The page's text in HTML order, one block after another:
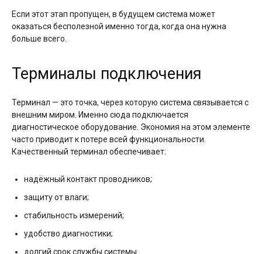
Если этот этап пропущен, в будущем система может
оказаться бесполезной именно тогда, когда она нужна
больше всего.
Терминалы подключения
Терминал — это точка, через которую система связывается с
внешним миром. Именно сюда подключается
диагностическое оборудование. Экономия на этом элементе
часто приводит к потере всей функциональности.
Качественный терминал обеспечивает:
надёжный контакт проводников;
защиту от влаги;
стабильность измерений;
удобство диагностики;
долгий срок службы системы.